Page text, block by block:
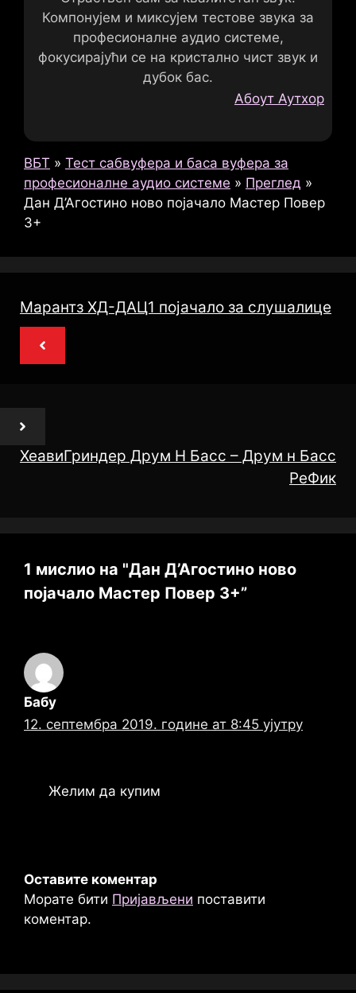
Компонујем и миксујем тестове звука за
професионалне аудио системе,
фокусирајући се на кристално чист звук и
дубок бас.
Абоут Аутхор
ВБТ » Тест сабвуфера и баса вуфера за
професионалне аудио системе » Преглед »
Дан Д’Агостино ново појачало Мастер Повер
3+
Марантз ХД-ДАЦ1 појачало за слушалице
ХеавиГриндер Друм Н Басс – Друм н Басс
РеФик
1 мислио на "Дан Д’Агостино ново
појачало Мастер Повер 3+”
Бабу
12. септембра 2019. године ат 8:45 ујутру
Желим да купим
Оставите коментар
Морате бити Пријављени поставити
коментар.